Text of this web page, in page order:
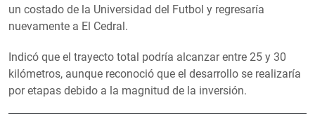
un costado de la Universidad del Futbol y regresaría
nuevamente a El Cedral.
Indicó que el trayecto total podría alcanzar entre 25 y 30
kilómetros, aunque reconoció que el desarrollo se realizaría
por etapas debido a la magnitud de la inversión.